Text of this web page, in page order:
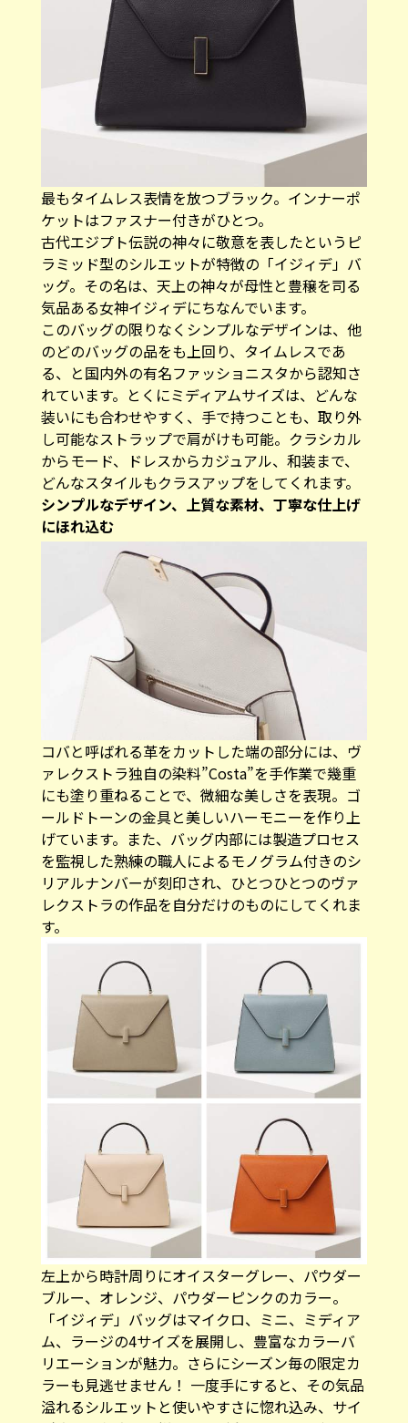
最もタイムレス表情を放つブラック。インナーポ
ケットはファスナー付きがひとつ。
古代エジプト伝説の神々に敬意を表したというピ
ラミッド型のシルエットが特徴の「イジィデ」バ
ッグ。その名は、天上の神々が母性と豊穣を司る
気品ある女神イジィデにちなんでいます。
このバッグの限りなくシンプルなデザインは、他
のどのバッグの品をも上回り、タイムレスであ
る、と国内外の有名ファッショニスタから認知さ
れています。とくにミディアムサイズは、どんな
装いにも合わせやすく、手で持つことも、取り外
し可能なストラップで肩がけも可能。クラシカル
からモード、ドレスからカジュアル、和装まで、
どんなスタイルもクラスアップをしてくれます。
シンプルなデザイン、上質な素材、丁寧な仕上げ
にほれ込む
コバと呼ばれる革をカットした端の部分には、ヴ
ァレクストラ独自の染料”Costa”を手作業で幾重
にも塗り重ねることで、微細な美しさを表現。ゴ
ールドトーンの金具と美しいハーモニーを作り上
げています。また、バッグ内部には製造プロセス
を監視した熟練の職人によるモノグラム付きのシ
リアルナンバーが刻印され、ひとつひとつのヴァ
レクストラの作品を自分だけのものにしてくれま
す。
左上から時計周りにオイスターグレー、パウダー
ブルー、オレンジ、パウダーピンクのカラー。
「イジィデ」バッグはマイクロ、ミニ、ミディア
ム、ラージの4サイズを展開し、豊富なカラーバ
リエーションが魅力。さらにシーズン毎の限定カ
ラーも見逃せません！ 一度手にすると、その気品
溢れるシルエットと使いやすさに惚れ込み、サイ